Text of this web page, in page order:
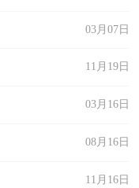
03月07日
11月19日
03月16日
08月16日
11月16日